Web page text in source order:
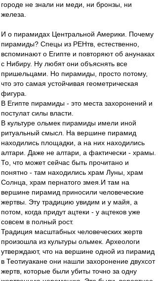
городе не знали ни меди, ни бронзы, ни
железа.
И о пирамидах Центральной Америки. Почему
пирамиды? Спецы из РЕНтв, естественно,
вспоминают о Египте и повторяют об анунаках
с Нибиру. Ну любят они объяснять все
пришельцами. Но пирамиды, просто потому,
что это самая устойчивая геометрическая
фигура.
В Египте пирамиды - это места захоронений и
постулат силы власти.
В культуре ольмек пирамиды имели иной
ритуальный смысл. На вершине пирамид
находились площадки, а на них находились
алтари. Даже не алтари, а фактически - храмы.
То, что может сейчас быть прочитано и
понятно - там находились храм Луны, храм
Солнца, храм пернатого змея.И там на
вершине пирамид приносили человеческие
жертвы. Эту традицию увидим и у майя, а
потом, когда придут ацтеки - у ацтеков уже
совсем в полный рост.
Традиция масштабных человеческих жертв
произошла из культуры ольмек. Археологи
утверждают, что на вершине одной из пирамид
в Теотиуакане они нашли захоронение двухсот
жертв, которые были убиты точно за одну